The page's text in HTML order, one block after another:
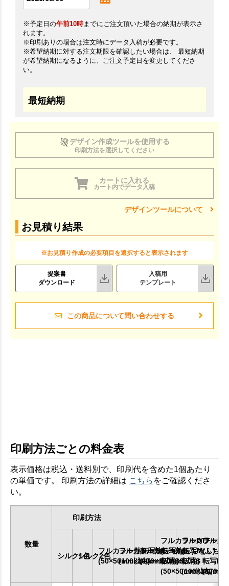
※予定日の午前10時までにご注文頂いた場合の納期が表示さ
れます。
※印刷ありの場合は注文時にデータ入稿が必要です。
※希望納期に対する注文期限を確認したい場合は、 最短納期
が希望納期になるように、ご注文予定日を変更してくださ
い。
最短納期
デザイン作成ツールを使用する
印刷方法を選択してください
カートに入れる
カート内でデータ入稿
デザインツールについて
お見積り結果
※お見積り作成の必要項目を選択すると表示されます
提案書
ダウンロード
入稿用
テンプレート
この商品について問い合わせする
印刷方法ごとの料金表
表示価格は税込・送料別で、印刷代を含めた1個あたり
の単価です。 印刷方法の詳細は こちら をご確認くださ
い。
数量
印刷方法
シルク1色シルク2色
フルカラー熱転写SS
(50×50mm以内)
フルカラー熱転写S
(100×100mm以内)
フルカラー熱転写M
(170×170mm以内)
フルカラーDTF
(ふちなし)
転写SS
(50×50mm以内)
フルカラー
(ふちなし)
転写S
(100×100mm
フルカ
(ふちな
転写M